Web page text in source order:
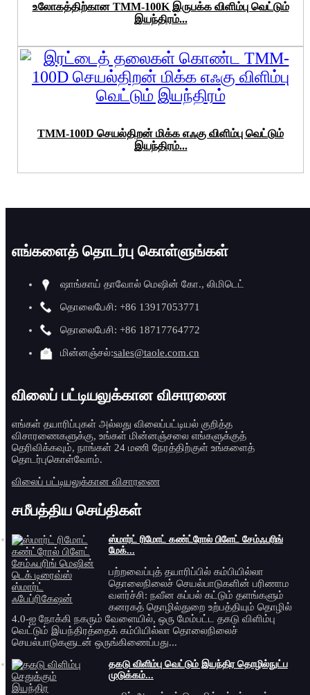
உலோகத்திற்கான TMM-100K இருபக்க விளிம்பு வெட்டும்
இயந்திரம்...
TMM-100D செயல்திறன் மிக்க எஃகு விளிம்பு வெட்டும்
இயந்திரம்...
எங்களைத் தொடர்பு கொள்ளுங்கள்
ஷாங்காய் தாவோல் மெஷின் கோ., லிமிடெட்
தொலைபேசி: +86 13917053771
தொலைபேசி: +86 18717764772
மின்னஞ்சல்:sales@taole.com.cn
விலைப் பட்டியலுக்கான விசாரணை
எங்கள் தயாரிப்புகள் அல்லது விலைப்பட்டியல் குறித்த
விசாரணைகளுக்கு, உங்கள் மின்னஞ்சலை எங்களுக்குத்
தெரிவிக்கவும், நாங்கள் 24 மணி நேரத்திற்குள் உங்களைத்
தொடர்புகொள்வோம்.
விலைப் பட்டியலுக்கான விசாரணை
சமீபத்திய செய்திகள்
ஸ்மார்ட் ரிமோட் கண்ட்ரோல் பிளேட் சேம்ஃபரிங்
மேக்...
பற்றவைப்புத் தயாரிப்பில் கம்பியில்லா
தொலைநிலைச் செயல்பாடுகளின் பரிணாம
வளர்ச்சி: நவீன கப்பல் கட்டும் தளங்களும்
கனரகத் தொழில்துறை உற்பத்தியும் தொழில்
4.0-ஐ நோக்கி நகரும் வேளையில், ஒரு மேம்பட்ட தகடு விளிம்பு
வெட்டும் இயந்திரத்தைக் கம்பியில்லா தொலைநிலைச்
செயல்பாடுகளுடன் ஒருங்கிணைப்பது...
தகடு விளிம்பு வெட்டும் இயந்திர தொழில்நுட்ப
முடுக்கம்...